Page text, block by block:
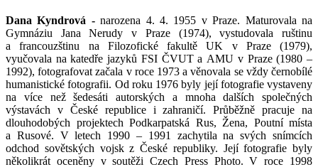
Dana Kyndrová -narozena 4. 4. 1955 v Praze. Maturovala na
Gymnáziu Jana Nerudy v Praze (1974), vystudovala ruštinu
a francouzštinu na Filozofické fakultě UK v Praze (1979),
vyučovala na katedře jazyků FSI ČVUT a AMU v Praze (1980 –
1992), fotografovat začala v roce 1973 a věnovala se vždy černobílé
humanistické fotografii. Od roku 1976 byly její fotografie vystaveny
na více než šedesáti autorských a mnoha dalších společných
výstavách v České republice i zahraničí. Průběžně pracuje na
dlouhodobých projektech Podkarpatská Rus, Žena, Poutní místa
a Rusové. V letech 1990 – 1991 zachytila na svých snímcích
odchod sovětských vojsk z České republiky. Její fotografie byly
několikrát oceněny v soutěži Czech Press Photo. V roce 1998